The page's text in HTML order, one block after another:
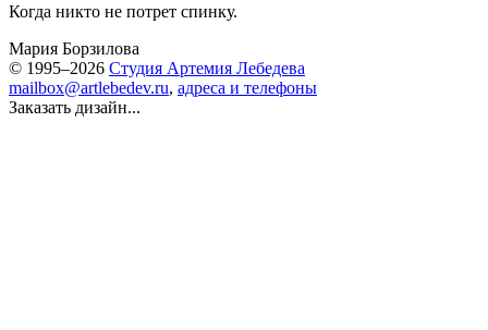
Когда никто не потрет спинку.
Мария Борзилова
© 1995–2026 Студия Артемия Лебедева
mailbox@artlebedev.ru, адреса и телефоны
Заказать дизайн...